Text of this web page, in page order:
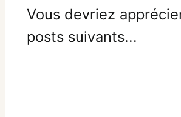
Vous devriez
posts suivants...